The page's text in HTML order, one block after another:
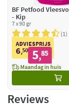
BF Petfood
- Kip
7 x 90 gr
1
ADVIESPRIJS
6,50 5,85
Maandag in huis
Reviews